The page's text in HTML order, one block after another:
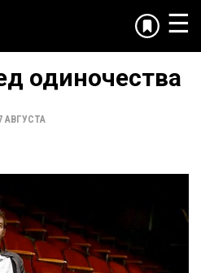
☰
одиночества
АВГУСТА